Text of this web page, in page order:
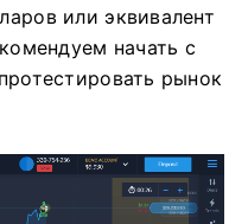
или эквивалент
начать с
рынок